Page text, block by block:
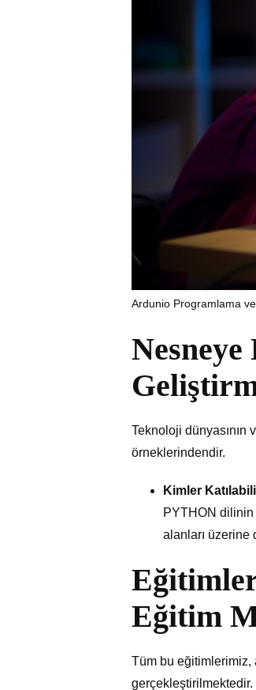
Ardunio Programlama
Teknoloji
örneklerindendir.
Kimler
PYTHON dilinin
alanları üzerine
Eğitim
Tüm bu eğitimlerimiz,
gerçekleştirilmektedir.